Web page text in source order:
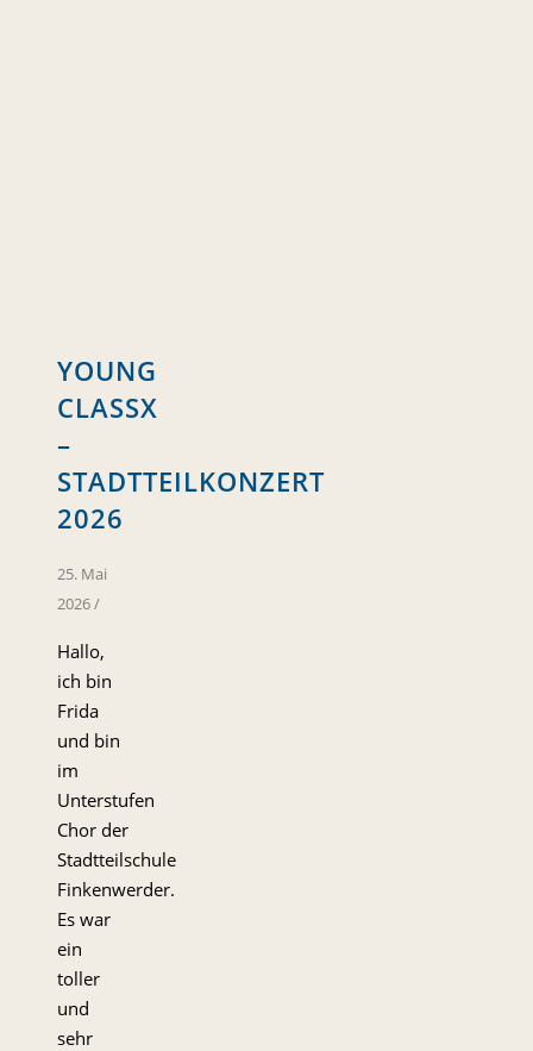
YOUNG
CLASSX
–
STADTTEILKONZERT
2026
25. Mai
2026/
Hallo,
ich bin
Frida
und bin
im
Unterstufen
Chor der
Stadtteilschule
Finkenwerder.
Es war
ein
toller
und
sehr